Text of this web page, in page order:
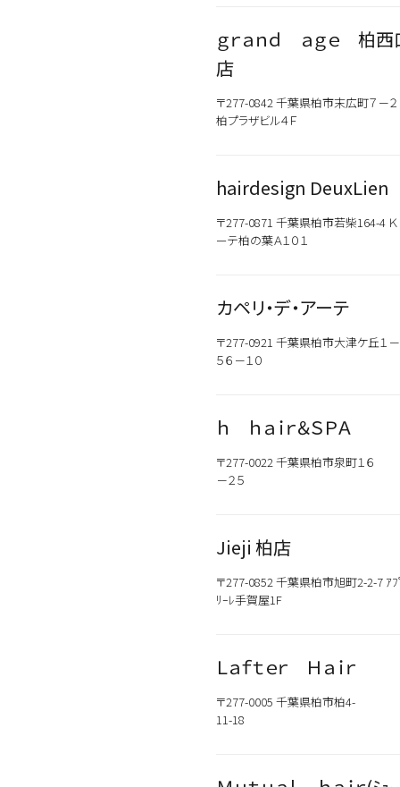
ｇｒａｎｄ ａｇｅ 柏西
店
〒277-0842 千葉県柏市末広町７－
柏プラザビル４Ｆ
hairdesign DeuxLien
〒277-0871 千葉県柏市若柴164-4 Ｋ
ーテ柏の葉Ａ１０１
カペリ・デ・アーテ
〒277-0921 千葉県柏市大津ケ丘１－
５６－１０
ｈ ｈａｉｒ＆ＳＰＡ
〒277-0022 千葉県柏市泉町１６
－２５
Jieji 柏店
〒277-0852 千葉県柏市旭町2-2-7 ｱﾌﾟ
ﾘｰﾚ手賀屋1F
Ｌａｆｔｅｒ Ｈａｉｒ
〒277-0005 千葉県柏市柏4-
11-18